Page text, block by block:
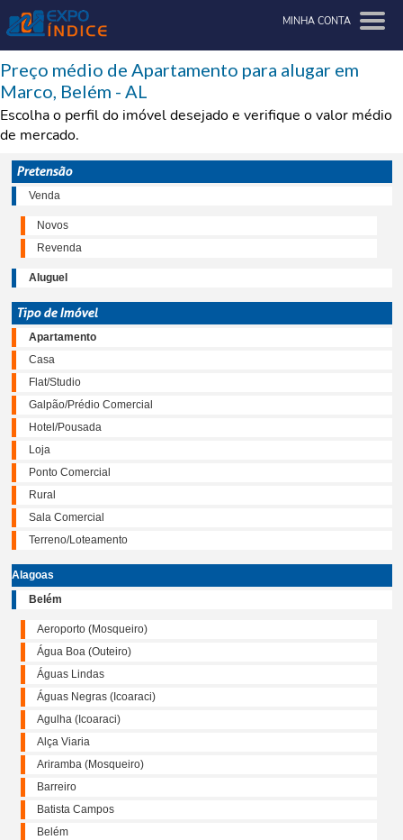
MINHA CONTA
Preço médio de Apartamento para alugar em
Marco, Belém - AL
Escolha o perfil do imóvel desejado e verifique o valor médio
de mercado.
Pretensão
Venda
Novos
Revenda
Aluguel
Tipo de Imóvel
Apartamento
Casa
Flat/Studio
Galpão/Prédio Comercial
Hotel/Pousada
Loja
Ponto Comercial
Rural
Sala Comercial
Terreno/Loteamento
Alagoas
Belém
Aeroporto (Mosqueiro)
Água Boa (Outeiro)
Águas Lindas
Águas Negras (Icoaraci)
Agulha (Icoaraci)
Alça Viaria
Ariramba (Mosqueiro)
Barreiro
Batista Campos
Belém